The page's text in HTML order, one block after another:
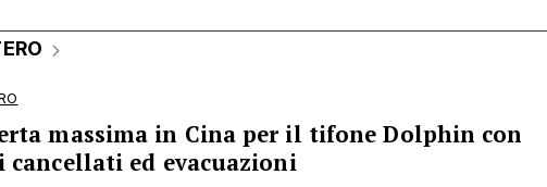
massima in Cina per il tifone Dolphin con
cancellati ed evacuazioni